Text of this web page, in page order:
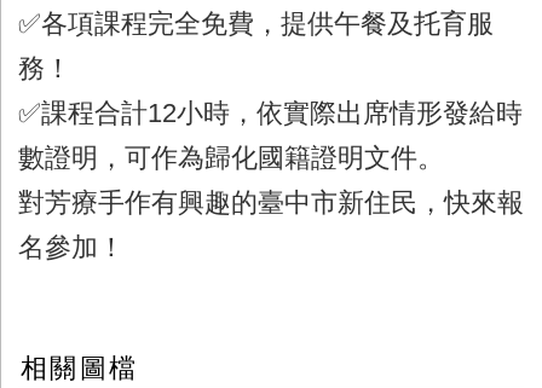
✅各項課程完全免費，提供午餐及托育服
務 ！
✅課程合計12小時，依實際出席情形發給時
數證明，可作為歸化國籍證明文件。
對芳療手作有興趣的臺中市新住民，快來報
名參加！
相關圖檔